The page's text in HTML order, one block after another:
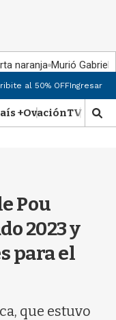
naranja Murió Gabriel
al 50% OFFIngresar
+OvaciónTV Show
M
o
Pou
2023 y
para el
que estuvo